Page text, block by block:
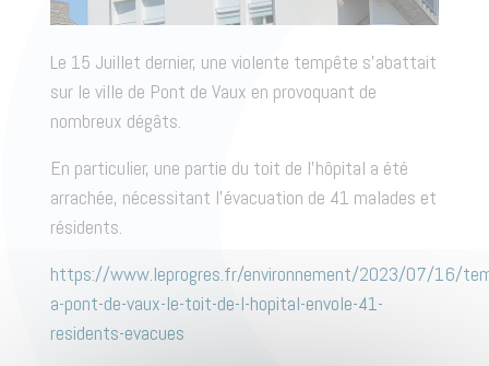
Le 15 Juillet dernier, une violente tempête s’abattait
sur le ville de Pont de Vaux en provoquant de
nombreux dégâts.
En particulier, une partie du toit de l’hôpital a été
arrachée, nécessitant l’évacuation de 41 malades et
résidents.
https://www.leprogres.fr/environnement/2023/07/16/
a-pont-de-vaux-le-toit-de-l-hopital-envole-41-
residents-evacues